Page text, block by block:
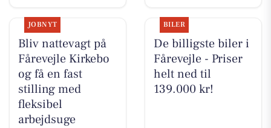
JOBNYT
Bliv nattevagt på
Fårevejle Kirkebo
og få en fast
stilling med
fleksibel
arbejdsuge
BILER
De billigste biler i
Fårevejle - Priser
helt ned til
139.000 kr!